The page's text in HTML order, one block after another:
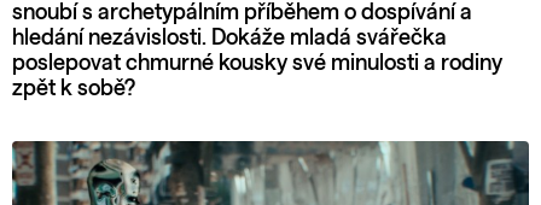
snoubí s archetypálním příběhem o dospívání a
hledání nezávislosti. Dokáže mladá svářečka
poslepovat chmurné kousky své minulosti a rodiny
zpět k sobě?